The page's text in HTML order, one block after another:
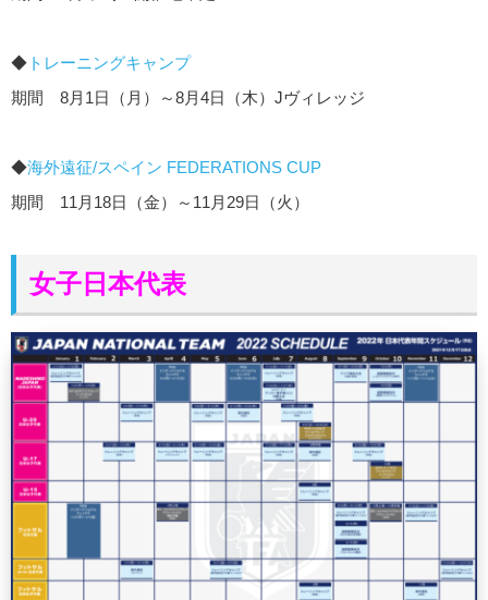
◆ トレーニングキャンプ
期間 8月1日（月）～8月4日（木）Jヴィレッジ
◆海外遠征/スペイン FEDERATIONS CUP
期間 11月18日（金）～11月29日（火）
女子日本代表